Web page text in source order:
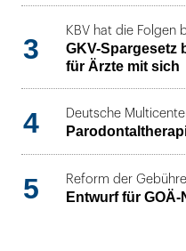
3
KBV hat die Folgen
GKV-Spargesetz
für Ärzte mit sich
4 Deutsche
5 Reform der
Entwurf für